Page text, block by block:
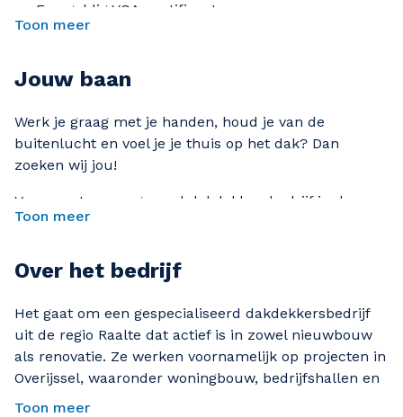
Een geldig VCA-certificaat
Je werkt nauwkeurig, veilig en in teamverband
Toon meer
Jouw baan
Werk je graag met je handen, houd je van de
buitenlucht en voel je je thuis op het dak? Dan
zoeken wij jou!
Voor een toonaangevend dakdekkersbedrijf in de
regio Raalte zoeken wij een dakdekker voor
diverse daken – plat én hellend – en draagt bij aan
de bouw en verbetering van woningen, hallen en
bedrijfspanden.
Wat ga je doen?
Dakbedekking aanbrengen: bitumen, kunststof of
dakpannen
Toon meer
Over het bedrijf
Het gaat om een gespecialiseerd dakdekkersbedrijf
uit de regio Raalte dat actief is in zowel nieuwbouw
als renovatie. Ze werken voornamelijk op projecten in
Overijssel, waaronder woningbouw, bedrijfshallen en
utiliteitsgebouwen. Het team is ervaren, werkt veel
Toon meer